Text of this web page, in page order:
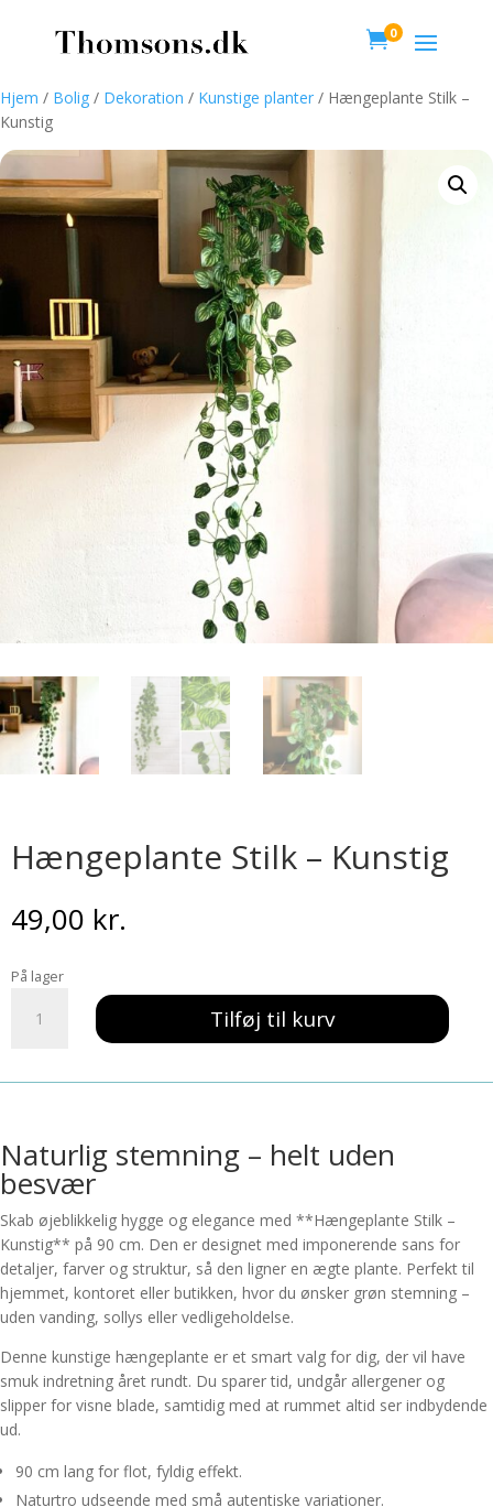
0
Hjem / Bolig / Dekoration / Kunstige planter / Hængeplante Stilk –
Kunstig
Hængeplante Stilk – Kunstig
49,00 kr.
På lager
Hængeplante
Stilk
Tilføj til kurv
Naturlig stemning – helt uden
besvær
Skab øjeblikkelig hygge og elegance med **Hængeplante Stilk –
Kunstig** på 90 cm. Den er designet med imponerende sans for
detaljer, farver og struktur, så den ligner en ægte plante. Perfekt til
hjemmet, kontoret eller butikken, hvor du ønsker grøn stemning –
uden vanding, sollys eller vedligeholdelse.
Denne kunstige hængeplante er et smart valg for dig, der vil have
smuk indretning året rundt. Du sparer tid, undgår allergener og
slipper for visne blade, samtidig med at rummet altid ser indbydende
ud.
90 cm lang for flot, fyldig effekt.
Naturtro udseende med små autentiske variationer.